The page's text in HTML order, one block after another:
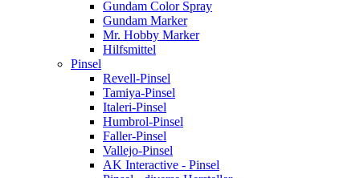
Gundam Color Spray
Gundam Marker
Mr. Hobby Marker
Hilfsmittel
Pinsel
Revell-Pinsel
Tamiya-Pinsel
Italeri-Pinsel
Humbrol-Pinsel
Faller-Pinsel
Vallejo-Pinsel
AK Interactive - Pinsel